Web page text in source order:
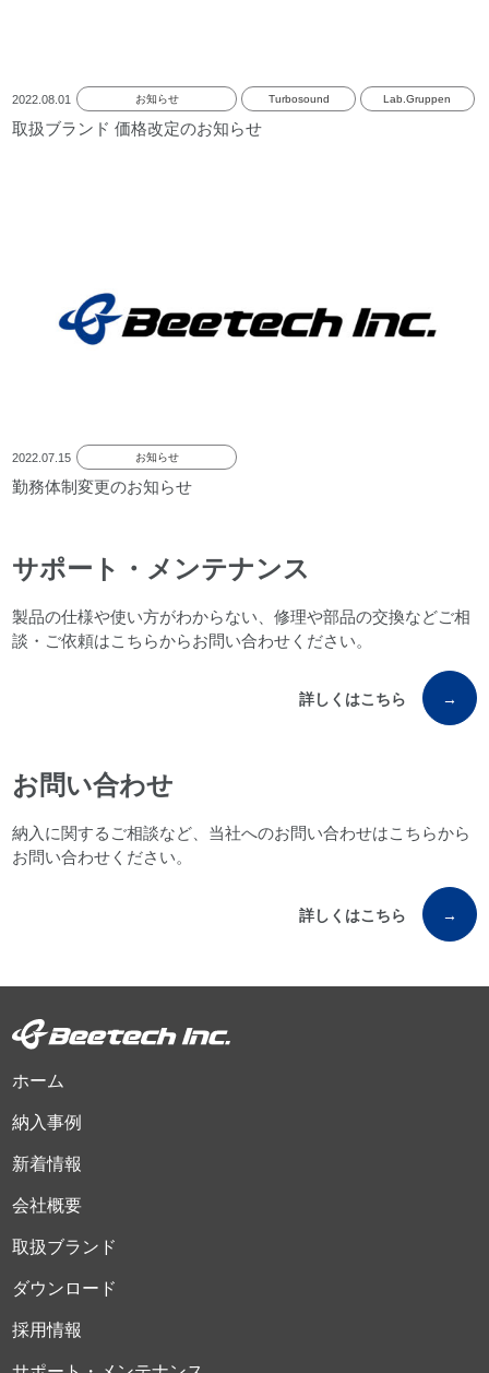
2022.08.01 お知らせ Turbosound Lab.Gruppen
取扱ブランド 価格改定のお知らせ
2022.07.15 お知らせ
勤務体制変更のお知らせ
サポート・メンテナンス
製品の仕様や使い方がわからない、修理や部品の交換などご相
談・ご依頼はこちらからお問い合わせください。
詳しくはこちら →
お問い合わせ
納入に関するご相談など、当社へのお問い合わせはこちらから
お問い合わせください。
詳しくはこちら →
ホーム
納入事例
新着情報
会社概要
取扱ブランド
ダウンロード
採用情報